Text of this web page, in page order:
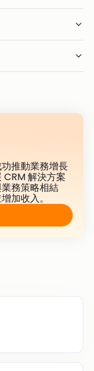
推動業務增長
解決方案
務策略相結
加收入。